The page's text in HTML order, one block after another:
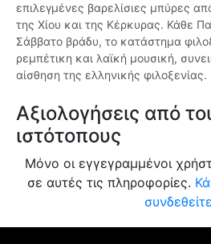
επιλεγμένες βαρελίσιες μπύρες
της Χίου και της Κέρκυρας. Κάθε
Σάββατο βράδυ, το κατάστημα
ρεμπέτικη και λαϊκή μουσική,
αίσθηση της ελληνικής φιλοξενίας.
Αξιολογήσεις από
ιστότοπους
Μόνο οι εγγεγραμμένοι
σε αυτές τις πληροφορίες.